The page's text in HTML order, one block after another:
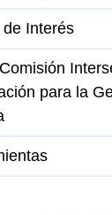
de Interés
para la